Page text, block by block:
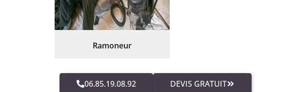
Ramoneur
06.85.19.08.92 DEVIS GRATUIT